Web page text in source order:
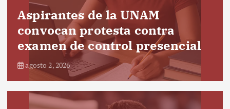
Aspirantes de la UNAM
convocan protesta contra
examen de control presencial
agosto 2, 2026